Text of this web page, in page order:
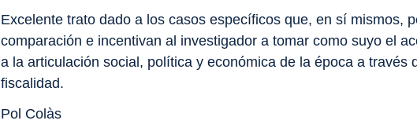
Excelente trato dado a los casos específicos que, en sí mismos,
comparación e incentivan al investigador a tomar como suyo el
a la articulación social, política y económica de la época a través
fiscalidad.
Pol Colàs